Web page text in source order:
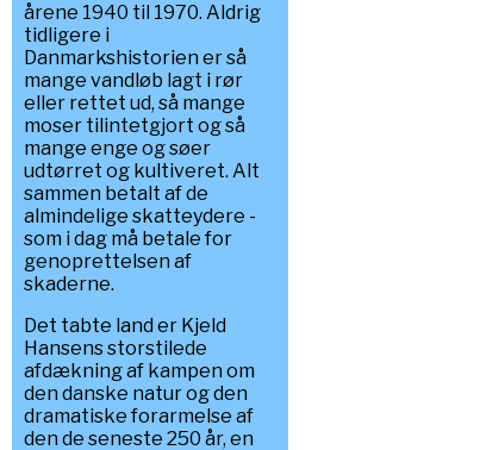
årene 1940 til 1970. Aldrig
tidligere i
Danmarkshistorien er så
mange vandløb lagt i rør
eller rettet ud, så mange
moser tilintetgjort og så
mange enge og søer
udtørret og kultiveret. Alt
sammen betalt af de
almindelige skatteydere -
som i dag må betale for
genoprettelsen af
skaderne.
Det tabte land er Kjeld
Hansens storstilede
afdækning af kampen om
den danske natur og den
dramatiske forarmelse af
den de seneste 250 år, en